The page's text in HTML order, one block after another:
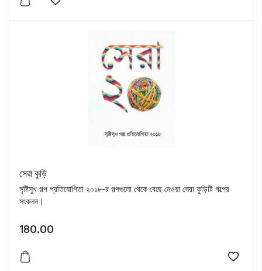
Add to wishlist
সেরা কুড়ি
সৃষ্টিসুখ গল্প প্রতিযোগিতা ২০১৮-র গল্পগুলো থেকে বেছে নেওয়া সেরা কুড়িটি গল্পের
সংকলন।
180.00
Add